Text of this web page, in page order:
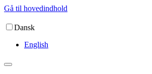
Gå til hovedindhold
Dansk
English